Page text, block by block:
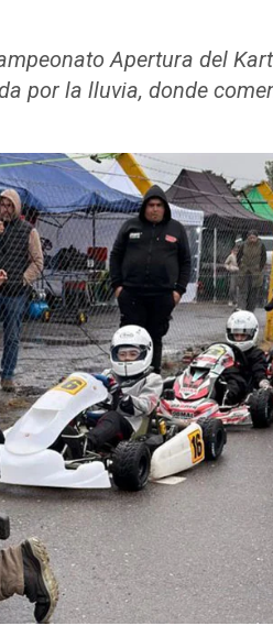
Apertura del
por la lluvia, donde